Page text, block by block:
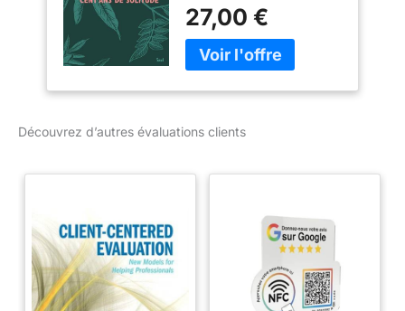
27,00 €
Découvrez d’autres évaluations clients